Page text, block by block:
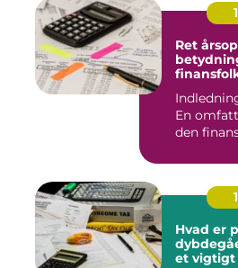
Ret
Indledning: Ret
En
Hvad er
et vigtigt